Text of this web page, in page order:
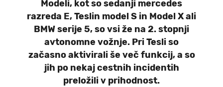
Modeli, kot so sedanji mercedes
razreda E, Teslin model S in Model X ali
BMW serije 5, so vsi že na 2. stopnji
avtonomne vožnje. Pri Tesli so
začasno aktivirali še več funkcij, a so
jih po nekaj cestnih incidentih
preložili v prihodnost.